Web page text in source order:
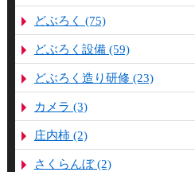
どぶろく (75)
どぶろく設備 (59)
どぶろく造り研修 (23)
カメラ (3)
庄内柿 (2)
さくらんぼ (2)